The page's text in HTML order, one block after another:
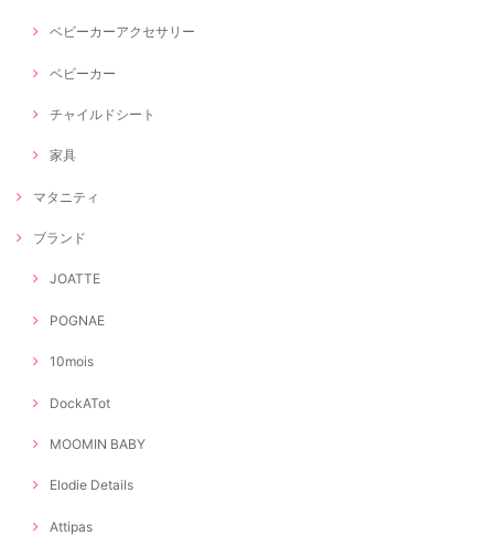
ベビーカーアクセサリー
ベビーカー
チャイルドシート
家具
マタニティ
ブランド
JOATTE
POGNAE
10mois
DockATot
MOOMIN BABY
Elodie Details
Attipas